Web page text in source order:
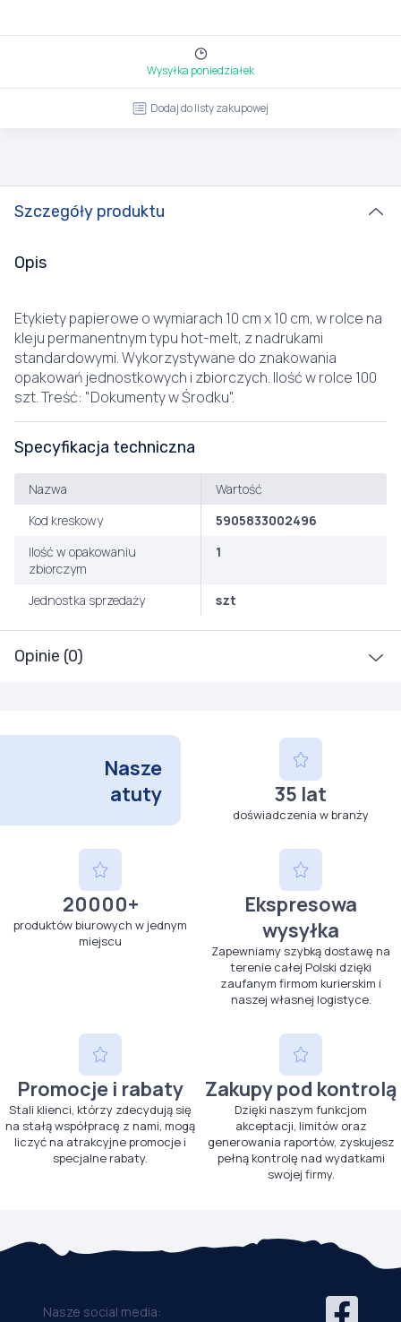
Wysyłka poniedziałek
Dodaj do listy zakupowej
Szczegóły produktu
Opinie (0)
Opis
Etykiety papierowe o wymiarach 10 cm x 10 cm, w rolce na
kleju permanentnym typu hot-melt, z nadrukami
standardowymi. Wykorzystywane do znakowania
opakowań jednostkowych i zbiorczych. Ilość w rolce 100
szt. Treść: "Dokumenty w Środku".
Specyfikacja techniczna
Nazwa
Wartość
Kod kreskowy
5905833002496
Ilość w opakowaniu
zbiorczym
1
Jednostka sprzedaży szt
Nasze
atuty
35 lat
doświadczenia w branży
20000+
produktów biurowych w jednym
miejscu
Ekspresowa
wysyłka
Zapewniamy szybką dostawę na
terenie całej Polski dzięki
zaufanym firmom kurierskim i
naszej własnej logistyce.
Promocje i rabaty
Stali klienci, którzy zdecydują się
na stałą współpracę z nami, mogą
liczyć na atrakcyjne promocje i
specjalne rabaty.
Zakupy pod kontrolą
Dzięki naszym funkcjom
akceptacji, limitów oraz
generowania raportów, zyskujesz
pełną kontrolę nad wydatkami
swojej firmy.
Nasze social media: